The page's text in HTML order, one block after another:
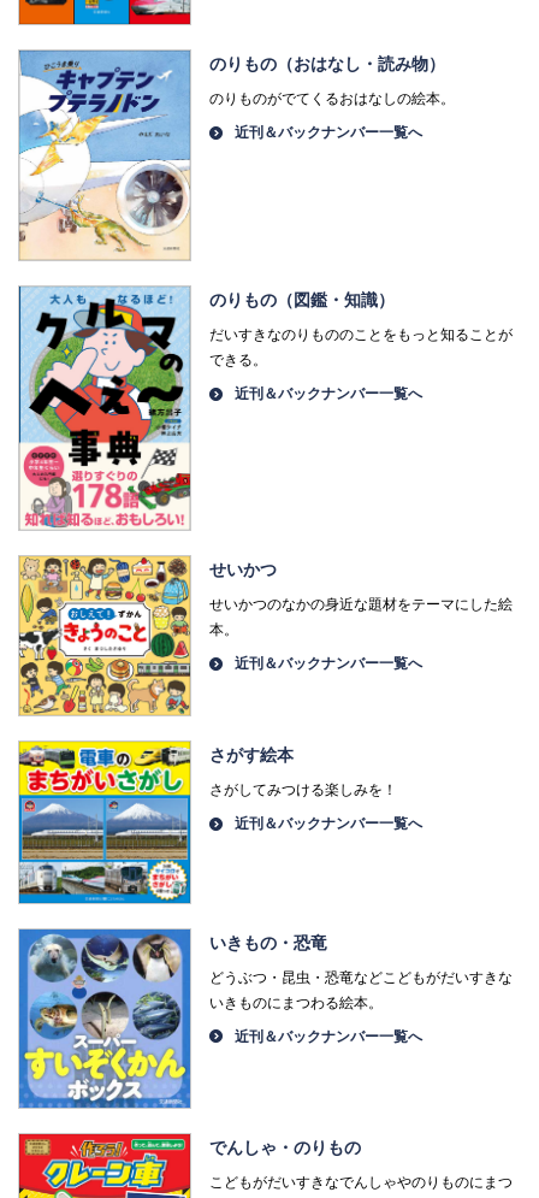
のりもの（おはなし・読み物）
のりものがでてくるおはなしの絵本。
近刊＆バックナンバー一覧へ
のりもの（図鑑・知識）
だいすきなのりもののことをもっと知ることが
できる。
近刊＆バックナンバー一覧へ
せいかつ
せいかつのなかの身近な題材をテーマにした絵
本。
近刊＆バックナンバー一覧へ
さがす絵本
さがしてみつける楽しみを！
近刊＆バックナンバー一覧へ
いきもの・恐竜
どうぶつ・昆虫・恐竜などこどもがだいすきな
いきものにまつわる絵本。
近刊＆バックナンバー一覧へ
でんしゃ・のりもの
こどもがだいすきなでんしゃやのりものにまつ